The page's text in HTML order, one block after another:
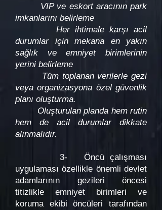
VIP ve eskort aracının park
imkanlarını belirleme
Her ihtimale karşı acil
durumlar için mekana en yakın
sağlık ve emniyet birimlerinin
yerini belirleme
Tüm toplanan verilerle gezi
veya organizasyona özel güvenlik
planı oluşturma.
Oluşturulan planda hem rutin
hem de acil durumlar dikkate
alınmalıdır.
3- Öncü çalışması
uygulaması özellikle önemli devlet
adamlarının gezileri öncesi
titizlikle emniyet birimleri ve
koruma ekibi öncüleri tarafından